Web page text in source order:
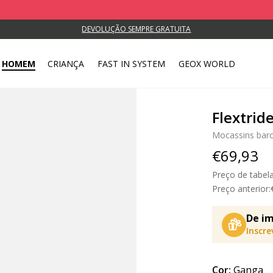
DEVOLUÇÃO SEMPRE GRATUITA
HOMEM CRIANÇA FAST IN SYSTEM GEOX WORLD
Mocassins
Preço anterior:
Preço de
€69,93
De
Cor: Ganga